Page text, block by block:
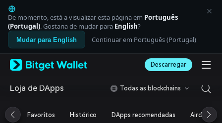
English
日本語
Tiếng Việt
Русский
Español (Latinoamérica)
Italiano
Deutsch
繁體中文
Português (Portugal)
De momento, está a visualizar esta página em Português
(Portugal). Gostaria de mudar para English?
Mudar para English Continuar em Português (Portugal)
Descarregar
Loja de DApps Todas as blockchains
Favoritos Histórico DApps recomendadas Airdrop